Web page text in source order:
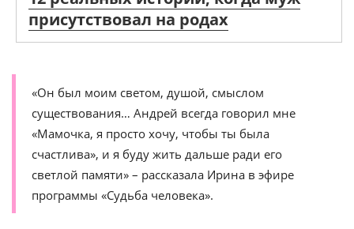
присутствовал на родах
«Он был моим светом, душой, смыслом
существования… Андрей всегда говорил мне
«Мамочка, я просто хочу, чтобы ты была
счастлива», и я буду жить дальше ради его
светлой памяти» – рассказала Ирина в эфире
программы «Судьба человека».